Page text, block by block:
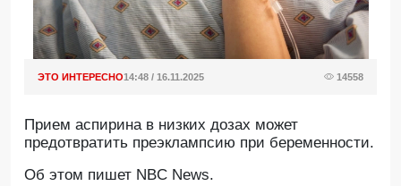
ЭТО ИНТЕРЕСНО14:48 / 16.11.2025 14558
Прием аспирина в низких дозах может
предотвратить преэклампсию при беременности.
Oб этом пишет NBC News.